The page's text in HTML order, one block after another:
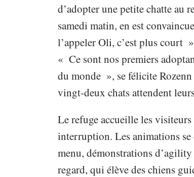
d’adopter une petite chatte au
samedi matin, en est
l’appeler Oli, c’est plus court
« Ce sont nos premiers
du monde », se félicite
vingt-deux chats attendent
Le refuge accueille les visiteurs
interruption. Les animations
menu, démonstrations
regard, qui élève des chiens